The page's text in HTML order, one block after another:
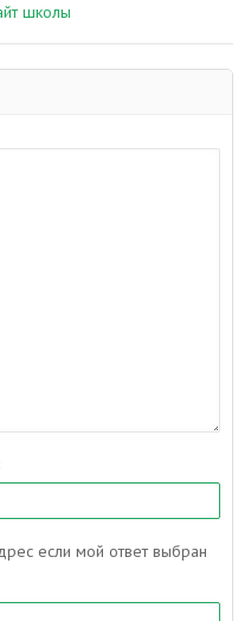
школы
если мой ответ выбран